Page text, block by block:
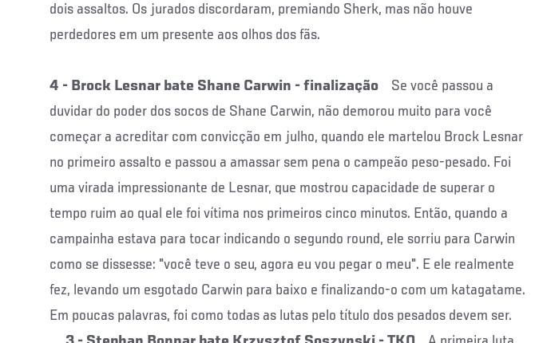
dois assaltos. Os jurados discordaram, premiando Sherk, mas não houve
perdedores em um presente aos olhos dos fãs.
4 - Brock Lesnar bate Shane Carwin - finalização
Se você passou a
duvidar do poder dos socos de Shane Carwin, não demorou muito para você
começar a acreditar com convicção em julho, quando ele martelou Brock Lesnar
no primeiro assalto e passou a amassar sem pena o campeão peso-pesado. Foi
uma virada impressionante de Lesnar, que mostrou capacidade de superar o
tempo ruim ao qual ele foi vítima nos primeiros cinco minutos. Então, quando a
campainha estava para tocar indicando o segundo round, ele sorriu para Carwin
como se dissesse: "você teve o seu, agora eu vou pegar o meu". E ele realmente
fez, levando um esgotado Carwin para baixo e finalizando-o com um katagatame.
Em poucas palavras, foi como todas as lutas pelo título dos pesados devem ser.